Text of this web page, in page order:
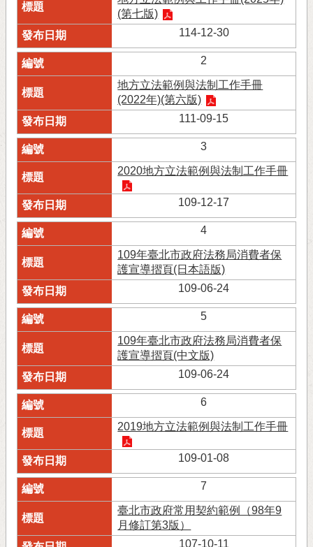
(第七版)
114-12-30
2
地方立法範例與法制工作手冊
(2022年)(第六版)
111-09-15
3
2020地方立法範例與法制工作手冊
109-12-17
4
109年臺北市政府法務局消費者保
護宣導摺頁(日本語版)
109-06-24
5
109年臺北市政府法務局消費者保
護宣導摺頁(中文版)
109-06-24
6
2019地方立法範例與法制工作手冊
109-01-08
7
臺北市政府常用契約範例（98年9
月修訂第3版）
107-10-11